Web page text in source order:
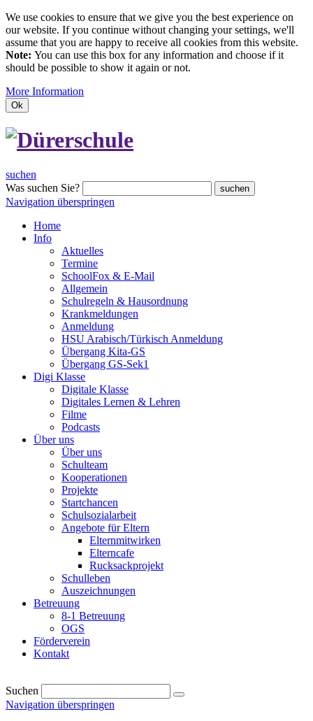
We use cookies to ensure that we give you the best experience on
our website. If you continue without changing your settings, we'll
assume that you are happy to receive all cookies from this website.
Note: You can use this box for any information and choose if it
should be possible to show it again or not.
More Information
Ok
suchen
Was suchen Sie?
suchen
Navigation überspringen
Home
Info
Aktuelles
Termine
SchoolFox & E-Mail
Allgemein
Schulregeln & Hausordnung
Krankmeldungen
Anmeldung
HSU Arabisch/Türkisch Anmeldung
Übergang Kita-GS
Übergang GS-Sek1
Digi Klasse
Digitale Klasse
Digitales Lernen & Lehren
Filme
Podcasts
Über uns
Über uns
Schulteam
Kooperationen
Projekte
Startchancen
Schulsozialarbeit
Angebote für Eltern
Elternmitwirken
Elterncafe
Rucksackprojekt
Schulleben
Auszeichnungen
Betreuung
8-1 Betreuung
OGS
Förderverein
Kontakt
Suchen
Navigation überspringen